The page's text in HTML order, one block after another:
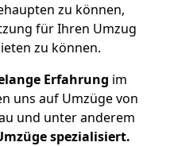
zu können,
für Ihren Umzug
zu können.
Erfahrung im
uns auf Umzüge von
und unter anderem
spezialisiert.